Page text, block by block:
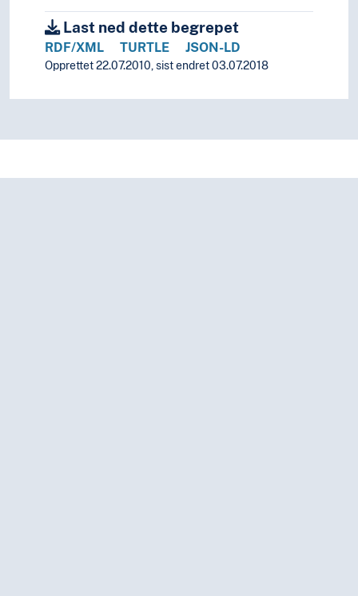
Last ned dette begrepet
RDF/XML TURTLE JSON-LD
Opprettet 22.07.2010, sist endret 03.07.2018